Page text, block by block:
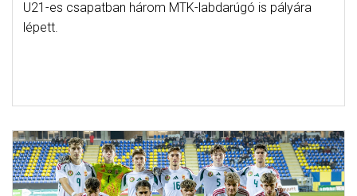
U21-es csapatban három MTK-labdarúgó is pályára
lépett.